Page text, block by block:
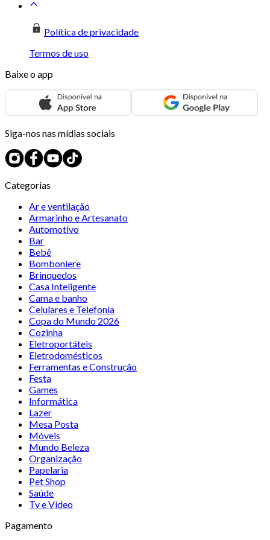
Política de privacidade
Termos de uso
Baixe o app
Siga-nos nas mídias sociais
Categorias
Ar e ventilação
Armarinho e Artesanato
Automotivo
Bar
Bebê
Bomboniere
Brinquedos
Casa Inteligente
Cama e banho
Celulares e Telefonia
Copa do Mundo 2026
Cozinha
Eletroportáteis
Eletrodomésticos
Ferramentas e Construção
Festa
Games
Informática
Lazer
Mesa Posta
Móveis
Mundo Beleza
Organização
Papelaria
Pet Shop
Saúde
Tv e Vídeo
Pagamento